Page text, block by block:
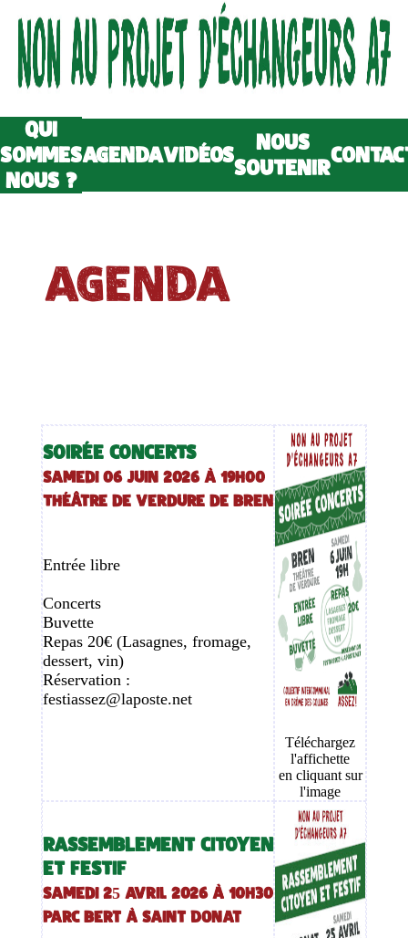
QUI
SOMMES
NOUS ?
AGENDAVIDÉOS
NOUS
SOUTENIR
AGENDA
SOIRÉE CONCERTS
Samedi 06 Juin 2026 à 19h00
Théâtre de verdure de BREN
Entrée libre
Concerts
Buvette
Repas 20€ (Lasagnes, fromage,
dessert, vin)
Réservation :
festiassez@laposte.net
Téléchargez
l'affichette
en cliquant sur
l'image
RASSEMBLEMENT CITOYEN
ET FESTIF
Samedi 25 Avril 2026 à 10h30
Parc Bert à Saint Donat